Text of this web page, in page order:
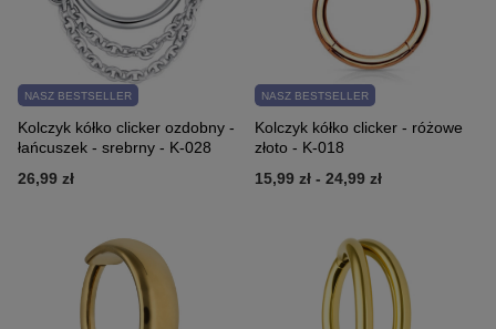
NASZ BESTSELLER
Kolczyk kółko clicker ozdobny -
łańcuszek - srebrny - K-028
26,99 zł
NASZ BESTSELLER
Kolczyk kółko clicker - różowe
złoto - K-018
15,99 zł - 24,99 zł